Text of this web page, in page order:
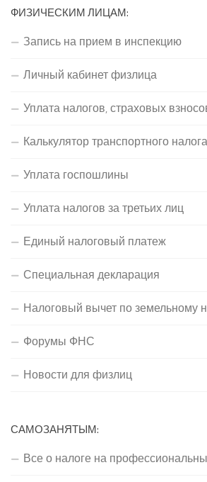
ФИЗИЧЕСКИМ ЛИЦАМ:
Запись на прием в инспекцию
Личный кабинет физлица
Уплата налогов, страховых
Калькулятор транспортного налога
Уплата госпошлины
Уплата налогов за третьих лиц
Единый налоговый платеж
Специальная декларация
Налоговый вычет по земельному
Форумы ФНС
Новости для физлиц
САМОЗАНЯТЫМ:
Все о налоге на